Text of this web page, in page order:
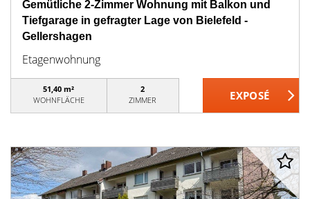
Gemütliche 2-Zimmer Wohnung mit Balkon und
Tiefgarage in gefragter Lage von Bielefeld -
Gellershagen
Etagenwohnung
51,40 m²
WOHNFLÄCHE
2
ZIMMER